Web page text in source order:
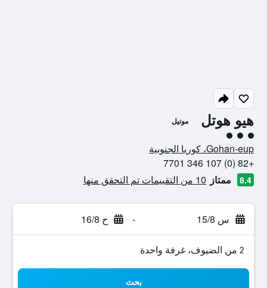
هيو هوتل موتيل
تقييم فئة 3
Gohan-eup، كوريا الجنوبية
+82 (0) 107 346 7701
8.4 ممتاز 10 من التقييمات تم التحقق منها
س 15/8 - ح 16/8
2 من الضيوف، غرفة واحدة
بحث